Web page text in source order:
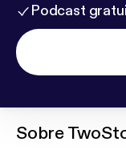
Podcast
Sobre